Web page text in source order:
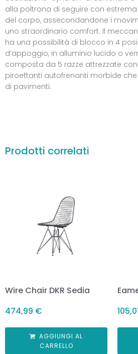
alla poltrona di seguire con
del corpo, assecondandone i
uno straordinario comfort. Il
ha una possibilità di blocco in 4
d’appoggio, in alluminio lucido o
composta da 5 razze attrezzate con
piroettanti autofrenanti morbide
di pavimenti.
Prodotti correlati
Wire Chair DKR Sedia
474,99 €
AGGIUNGI AL
CARRELLO